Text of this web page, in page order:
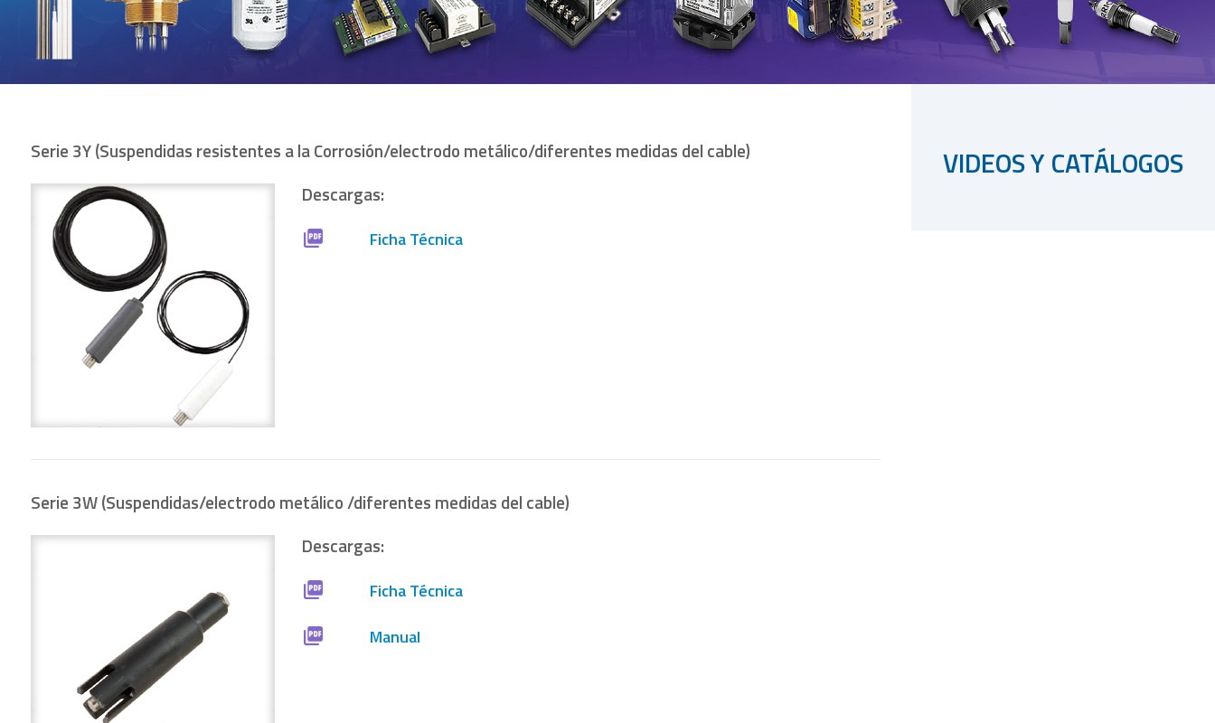
Serie 3Y (Suspendidas resistentes a la Corrosión/electrodo metálico/diferentes medidas del cable)
Descargas:
Ficha Técnica
Serie 3W (Suspendidas/electrodo metálico /diferentes medidas del cable)
Descargas:
Ficha Técnica
Manual
VIDEOS Y CATÁLOGOS